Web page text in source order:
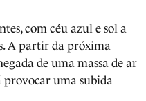
com céu azul e sol a
A partir da próxima
de uma massa de ar
provocar uma subida